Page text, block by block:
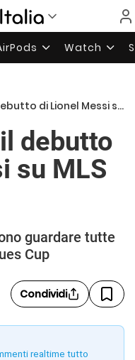
Watch
Messi su MLS Season Pass
debutto
su MLS
guardare tutte
Cup
Condividi
realtime tutto